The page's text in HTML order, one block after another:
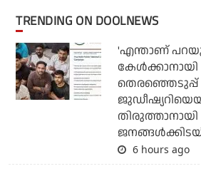
TRENDING ON DOOLNEWS
'എന്താണ്
കേള്‍ക്കാനായി
തിരുത്താനായി
6 hours ago